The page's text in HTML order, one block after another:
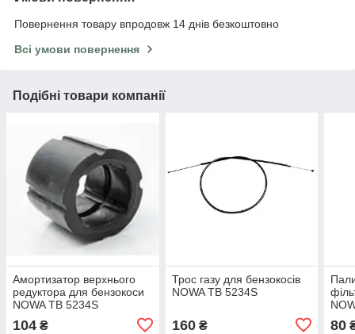
Повернення товару впродовж 14 днів безкоштовно
Всі умови повернення
Подібні товари компанії
Амортизатор верхнього
редуктора для бензокоси
NOWA TB 5234S
104 ₴
Трос газу для бензокосів
NOWA TB 5234S
160₴ 80